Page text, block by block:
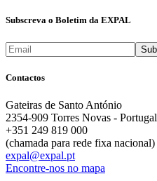
Subscreva o Boletim da EXPAL
Contactos
Gateiras de Santo António
2354-909 Torres Novas - Portugal
+351 249 819 000
(chamada para rede fixa nacional)
expal@expal.pt
Encontre-nos no mapa